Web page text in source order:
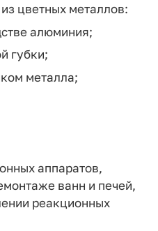
цветных металлов:
алюминия;
губки;
металла;
аппаратов,
ванн и печей,
реакционных